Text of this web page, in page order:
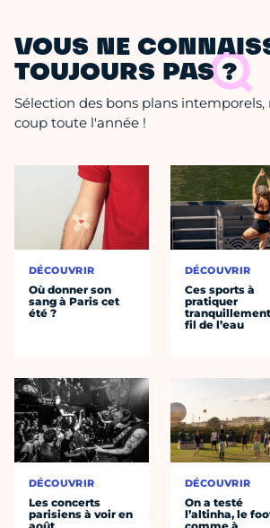
VOUS NE
TOUJOURS PAS ?
Sélection des bons plans
coup toute l'année !
DÉCOUVRIR
Où donner son
sang à Paris cet
été ?
DÉCOUVRIR
Les concerts
parisiens à voir en
DÉCOUVRIR
Ces sports à
pratiquer
fil de l’eau
DÉCOUVRIR
On a testé
l’altinha, le